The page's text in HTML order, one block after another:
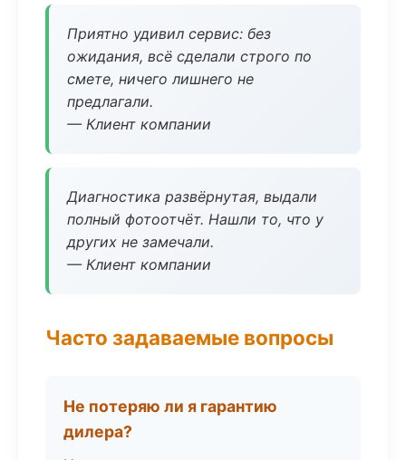
Приятно удивил сервис: без
ожидания, всё сделали строго по
смете, ничего лишнего не
предлагали.
— Клиент компании
Диагностика развёрнутая, выдали
полный фотоотчёт. Нашли то, что у
других не замечали.
— Клиент компании
Часто задаваемые вопросы
Не потеряю ли я гарантию
дилера?